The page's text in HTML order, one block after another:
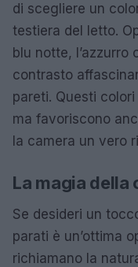
di scegliere un
testiera del letto.
blu notte, l’azzurro
contrasto
pareti. Questi
ma favoriscono
la camera un vero
La magia della
Se desideri un
parati è un’ottima
richiamano la